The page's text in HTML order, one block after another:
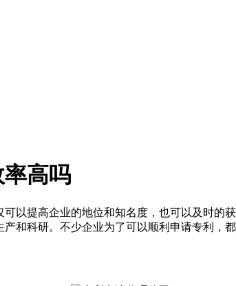
高吗
提高企业的地位和知名度，也可以及时的
和科研。不少企业为了可以顺利申请专利，